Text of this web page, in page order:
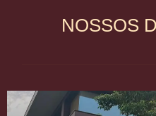
NOSSOS